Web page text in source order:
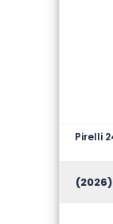
Pirelli
(2026)